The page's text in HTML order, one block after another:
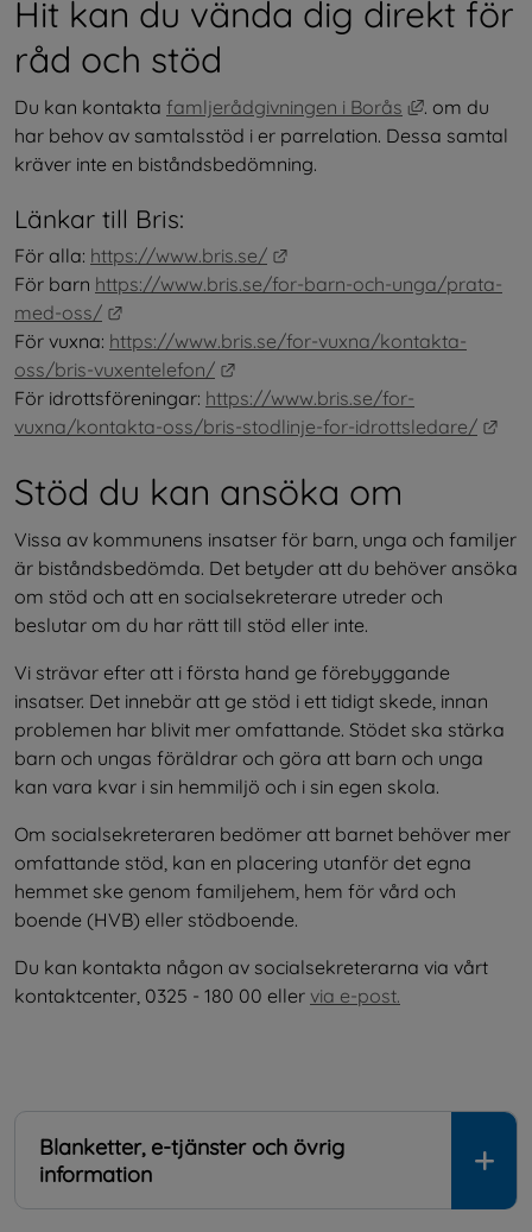
Hit kan du vända dig direkt för
råd och stöd
Du kan kontakta famljerådgivningen i Borås Länk till
. om du
har behov av samtalsstöd i er parrelation. Dessa samtal
kräver inte en biståndsbedömning.
Länkar till Bris:
För alla: https://www.bris.se/
För barn https://www.bris.se/for-barn-och-unga/prata-
med-oss/
För vuxna: https://www.bris.se/for-vuxna/kontakta-
oss/bris-vuxentelefon/
För idrottsföreningar: https://www.bris.se/for-
vuxna/kontakta-oss/bris-stodlinje-for-idrottsledare/
Stöd du kan ansöka om
Vissa av kommunens insatser för barn, unga och familjer
är biståndsbedömda. Det betyder att du behöver ansöka
om stöd och att en socialsekreterare utreder och
beslutar om du har rätt till stöd eller inte.
Vi strävar efter att i första hand ge förebyggande
insatser. Det innebär att ge stöd i ett tidigt skede, innan
problemen har blivit mer omfattande. Stödet ska stärka
barn och ungas föräldrar och göra att barn och unga
kan vara kvar i sin hemmiljö och i sin egen skola.
Om socialsekreteraren bedömer att barnet behöver mer
omfattande stöd, kan en placering utanför det egna
hemmet ske genom familjehem, hem för vård och
boende (HVB) eller stödboende.
Du kan kontakta någon av socialsekreterarna via vårt
kontaktcenter, 0325 - 180 00 eller via e-post.
Blanketter, e-tjänster och övrig
information